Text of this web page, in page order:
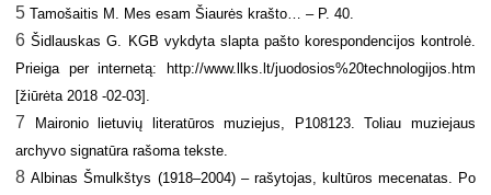
5 Tamošaitis M . Mes esam Šiaurės krašto… – P. 40.
6 Šidlauskas G. KGB vykdyta slapta pašto korespondencijos kontrolė.
Prieiga per internetą: http://www.llks.lt/juodosios%20technologijos.htm
[žiūrėta 2018 -02-03].
7
Maironio lietuvių literatūros muziejus, P108123. Toliau muziejaus
archyvo signatūra rašoma tekste.
8 Albinas Šmulkštys (1918–2004) – rašytojas, kultūros mecenatas. Po